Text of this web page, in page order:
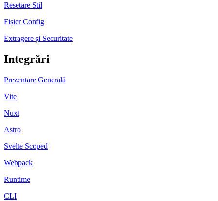
Resetare Stil
Fișier Config
Extragere și Securitate
Integrări
Prezentare Generală
Vite
Nuxt
Astro
Svelte Scoped
Webpack
Runtime
CLI